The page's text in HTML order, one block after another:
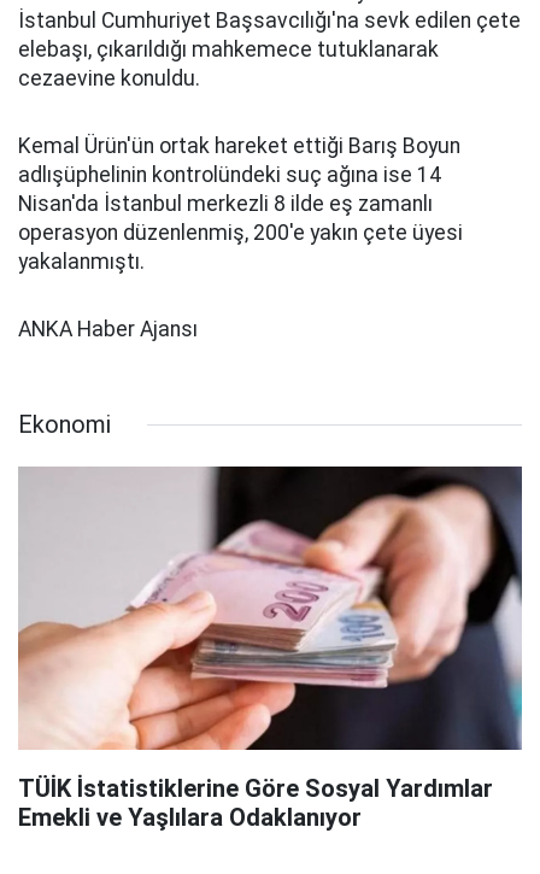
İstanbul Cumhuriyet Başsavcılığı'na sevk edilen çete
elebaşı, çıkarıldığı mahkemece tutuklanarak
cezaevine konuldu.
Kemal Ürün'ün ortak hareket ettiği Barış Boyun
adlışüphelinin kontrolündeki suç ağına ise 14
Nisan'da İstanbul merkezli 8 ilde eş zamanlı
operasyon düzenlenmiş, 200'e yakın çete üyesi
yakalanmıştı.
ANKA Haber Ajansı
Ekonomi
TÜİK İstatistiklerine Göre Sosyal Yardımlar
Emekli ve Yaşlılara Odaklanıyor